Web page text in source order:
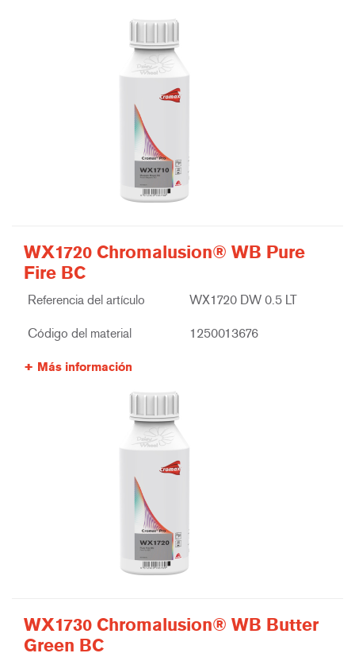
WX1720 Chromalusion® WB Pure
Fire BC
Referencia del artículo WX1720 DW 0.5 LT
Código del material 1250013676
Más información
WX1730 Chromalusion® WB Butter
Green BC